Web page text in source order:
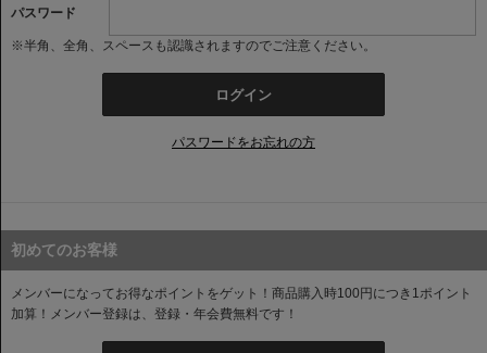
パスワード
※半角、全角、スペースも認識されますのでご注意ください。
ログイン
パスワードをお忘れの方
初めてのお客様
メンバーになってお得なポイントをゲット！商品購入時100円につき1ポイント
加算！
メンバー登録は、登録・年会費無料です！